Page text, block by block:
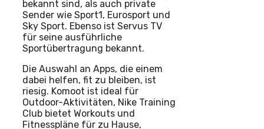
bekannt sind, als auch private
Sender wie Sport1, Eurosport und
Sky Sport. Ebenso ist Servus TV
für seine ausführliche
Sportübertragung bekannt.
Die Auswahl an Apps, die einem
dabei helfen, fit zu bleiben, ist
riesig. Komoot ist ideal für
Outdoor-Aktivitäten, Nike Training
Club bietet Workouts und
Fitnesspläne für zu Hause,